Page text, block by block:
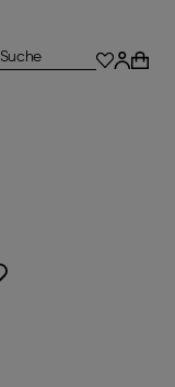
Suche